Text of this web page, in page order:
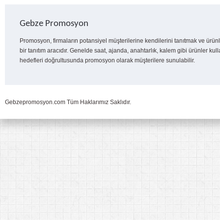
Gebze Promosyon
Promosyon, firmaların potansiyel müşterilerine kendilerini tanıtmak ve
bir tanıtım aracıdır. Genelde saat, ajanda, anahtarlık, kalem gibi ürünler
hedefleri doğrultusunda promosyon olarak müşterilere sunulabilir.
Gebzepromosyon.com Tüm Haklarımız Saklıdır.